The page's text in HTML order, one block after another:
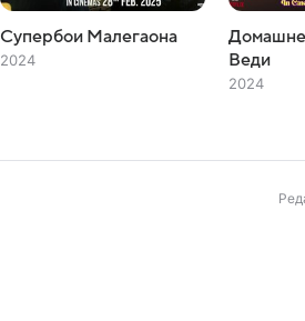
Супербои Малегаона
2024
Веди
2024